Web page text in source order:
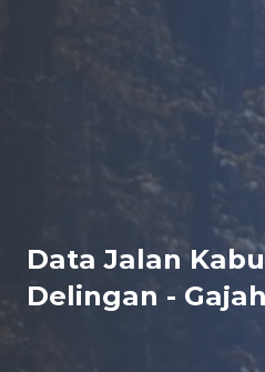
Data Jalan
Delingan -